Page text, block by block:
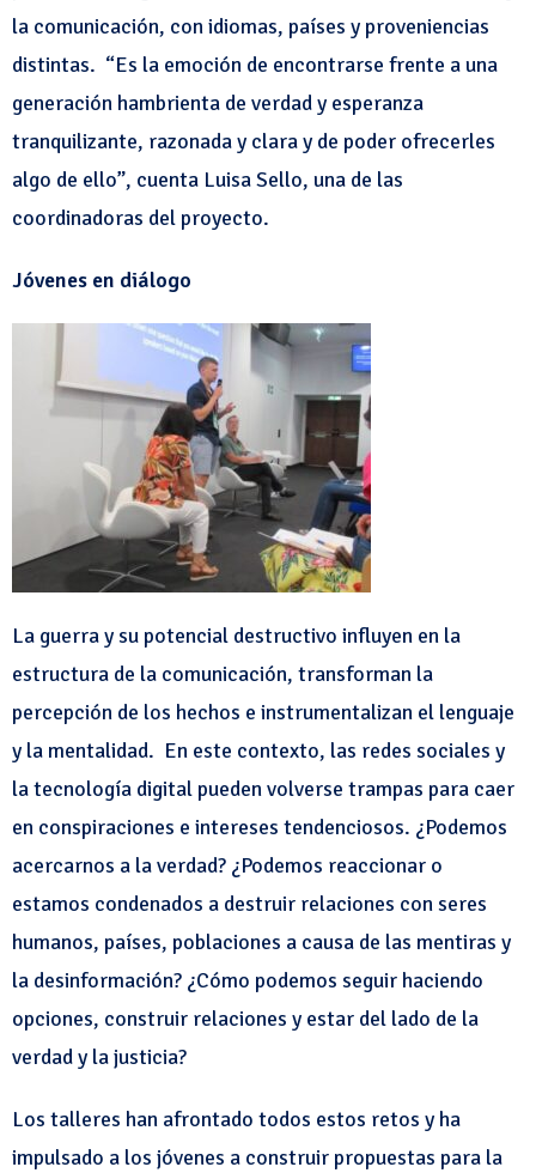
la comunicación, con idiomas, países y proveniencias
distintas. “Es la emoción de encontrarse frente a una
generación hambrienta de verdad y esperanza
tranquilizante, razonada y clara y de poder ofrecerles
algo de ello”, cuenta Luisa Sello, una de las
coordinadoras del proyecto.
Jóvenes en diálogo
La guerra y su potencial destructivo influyen en la
estructura de la comunicación, transforman la
percepción de los hechos e instrumentalizan el lenguaje
y la mentalidad. En este contexto, las redes sociales y
la tecnología digital pueden volverse trampas para caer
en conspiraciones e intereses tendenciosos. ¿Podemos
acercarnos a la verdad? ¿Podemos reaccionar o
estamos condenados a destruir relaciones con seres
humanos, países, poblaciones a causa de las mentiras y
la desinformación? ¿Cómo podemos seguir haciendo
opciones, construir relaciones y estar del lado de la
verdad y la justicia?
Los talleres han afrontado todos estos retos y ha
impulsado a los jóvenes a construir propuestas para la